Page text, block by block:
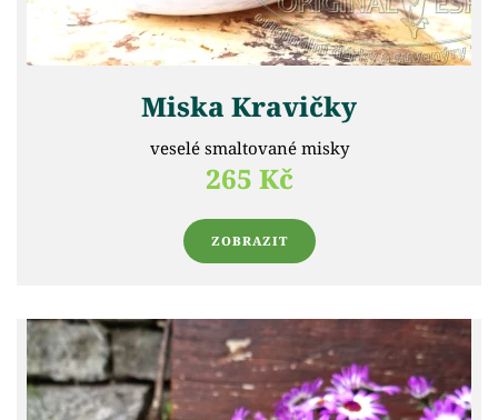
Miska Kravičky
veselé smaltované misky
265 Kč
ZOBRAZIT